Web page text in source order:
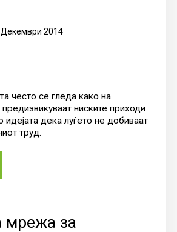
Декември 2014
често се гледа како на
ниските приходи
идејата дека луѓето не добиваат
труд.
мрежа за